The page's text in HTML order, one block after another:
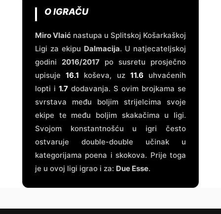
O IGRAČU
Miro Vlaićnastupa u Splitskoj Košarkaškoj
Ligi za ekipu Dalmacija. U natjecateljskoj
godini 2016/2017po susretu prosječno
upisuje16.1 koševa, uz 11.6 uhvaćenih
lopti i 1.7dodavanja. S ovim brojkama se
svrstava među boljim strijelcima svoje
ekipe te među boljim skakačima u ligi.
Svojom konstantnošću u igri često
ostvaruje double-double učinak u
kategorijama poena i skokova. Prije toga
je u ovoj ligi igrao i za: Due Esse.